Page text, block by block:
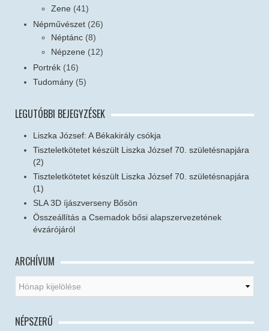
Zene (41)
Népművészet (26)
Néptánc (8)
Népzene (12)
Portrék (16)
Tudomány (5)
LEGUTÓBBI BEJEGYZÉSEK
Liszka József: A Békakirály csókja
Tiszteletkötetet készült Liszka József 70. születésnapjára
(2)
Tiszteletkötetet készült Liszka József 70. születésnapjára
(1)
SLA 3D íjászverseny Bősön
Összeállítás a Csemadok bősi alapszervezetének
évzárójáról
ARCHÍVUM
NÉPSZERŰ